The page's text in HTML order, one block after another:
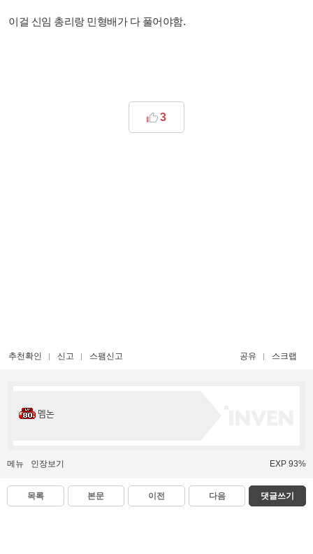
이걸 신임 총리랑 민형배가 다 풀어야함.
3
추천확인 신고 스팸신고 공유 스크랩
멤논
메뉴 인장보기 EXP 93%
목록 본문 이전 다음 댓글쓰기